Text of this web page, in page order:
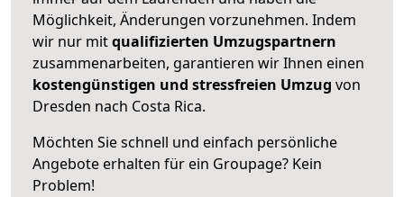
Möglichkeit, Änderungen vorzunehmen. Indem
wir nur mitqualifizierten Umzugspartnern
zusammenarbeiten, garantieren wir Ihnen einen
kostengünstigen und stressfreien Umzug von
Dresden nach Costa Rica.
Möchten Sie schnell und einfach persönliche
Angebote erhalten für ein Groupage? Kein
Problem!